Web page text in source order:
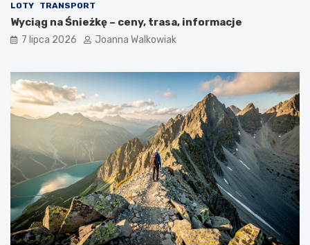
LOTY TRANSPORT
Wyciąg na Śnieżkę – ceny, trasa, informacje
7 lipca 2026 Joanna Walkowiak